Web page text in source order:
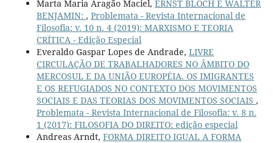
Marta Maria Aragão Maciel, ERNST BLOCH E WALTER
BENJAMIN: , Problemata - Revista Internacional de
Filosofia: v. 10 n. 4 (2019): MARXISMO E TEORIA
CRÍTICA - Edição Especial
Everaldo Gaspar Lopes de Andrade, LIVRE
CIRCULAÇÃO DE TRABALHADORES NO ÂMBITO DO
MERCOSUL E DA UNIÃO EUROPÉIA. OS IMIGRANTES
E OS REFUGIADOS NO CONTEXTO DOS MOVIMENTOS
SOCIAIS E DAS TEORIAS DOS MOVIMENTOS SOCIAIS ,
Problemata - Revista Internacional de Filosofia: v. 8 n.
1 (2017): FILOSOFIA DO DIREITO: edição especial
Andreas Arndt, FORMA DIREITO IGUAL A FORMA